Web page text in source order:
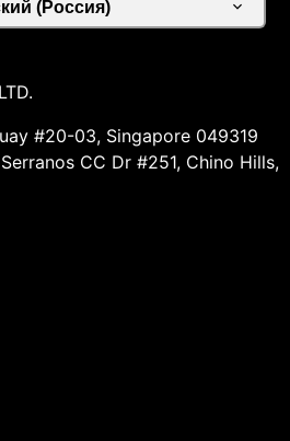
(Россия)
#20-03, Singapore 049319
CC Dr #251, Chino Hills,